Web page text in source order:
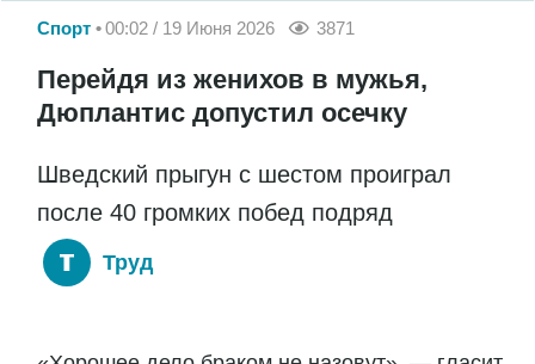
Спорт 00:02 / 19 Июня 2026 3871
Перейдя из женихов в мужья,
Дюплантис допустил осечку
Шведский прыгун с шестом проиграл
после 40 громких побед подряд
Труд